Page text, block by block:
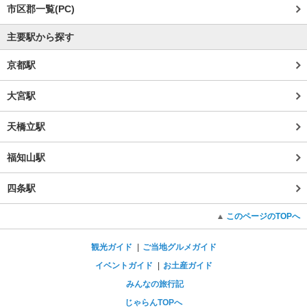
市区郡一覧(PC)
主要駅から探す
京都駅
大宮駅
天橋立駅
福知山駅
四条駅
このページのTOPへ
観光ガイド
ご当地グルメガイド
イベントガイド
お土産ガイド
みんなの旅行記
じゃらんTOPへ